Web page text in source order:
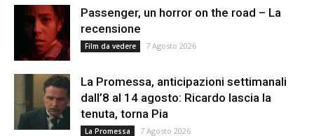
Passenger, un horror on the road – La
recensione
Film da vedere 7 Agosto 2026
La Promessa, anticipazioni settimanali
dall’8 al 14 agosto: Ricardo lascia la
tenuta, torna Pia
La Promessa 7 Agosto 2026